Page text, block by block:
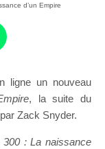
d’un Empire
ligne un nouveau
, la suite du
Zack Snyder.
300 : La naissance